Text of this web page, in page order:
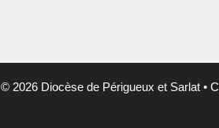
© 2026 Diocèse de Périgueux et Sarlat•